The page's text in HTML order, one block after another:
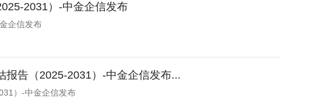
2031）-中金企信发布
企信发布
报告（2025-2031）-中金企信发布...
）-中金企信发布